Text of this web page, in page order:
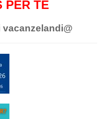
PER TE
vacanzelandi@